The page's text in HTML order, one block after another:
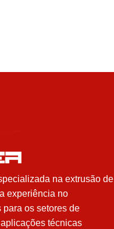
na extrusão de
experiência no
os setores de
técnicas